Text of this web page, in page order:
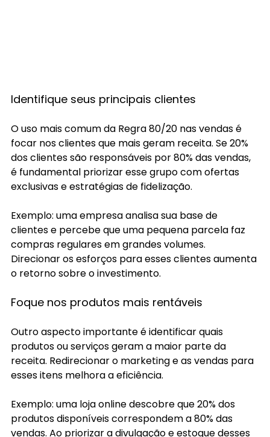
Identifique seus principais clientes
O uso mais comum da Regra 80/20 nas vendas é
focar nos clientes que mais geram receita. Se 20%
dos clientes são responsáveis por 80% das vendas,
é fundamental priorizar esse grupo com ofertas
exclusivas e estratégias de fidelização.
Exemplo: uma empresa analisa sua base de
clientes e percebe que uma pequena parcela faz
compras regulares em grandes volumes.
Direcionar os esforços para esses clientes aumenta
o retorno sobre o investimento.
Foque nos produtos mais rentáveis
Outro aspecto importante é identificar quais
produtos ou serviços geram a maior parte da
receita. Redirecionar o marketing e as vendas para
esses itens melhora a eficiência.
Exemplo: uma loja online descobre que 20% dos
produtos disponíveis correspondem a 80% das
vendas. Ao priorizar a divulgação e estoque desses